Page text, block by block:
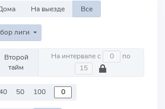
На выезде Все
лиги
Второй
тайм
На интервале с по
50 100